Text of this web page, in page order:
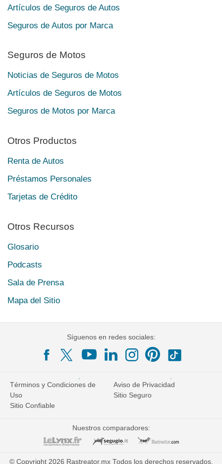
Artículos de Seguros de Autos
Seguros de Autos por Marca
Seguros de Motos
Noticias de Seguros de Motos
Artículos de Seguros de Motos
Seguros de Motos por Marca
Otros Productos
Renta de Autos
Préstamos Personales
Tarjetas de Crédito
Otros Recursos
Glosario
Podcasts
Sala de Prensa
Mapa del Sitio
Síguenos en redes sociales:
Términos y Condiciones de
Uso
Aviso de Privacidad
Sitio Seguro
Sitio Confiable
Nuestros comparadores:
© Copyright 2026 Rastreator.mx Todos los derechos reservados.